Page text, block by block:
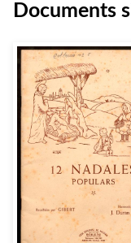
Documents